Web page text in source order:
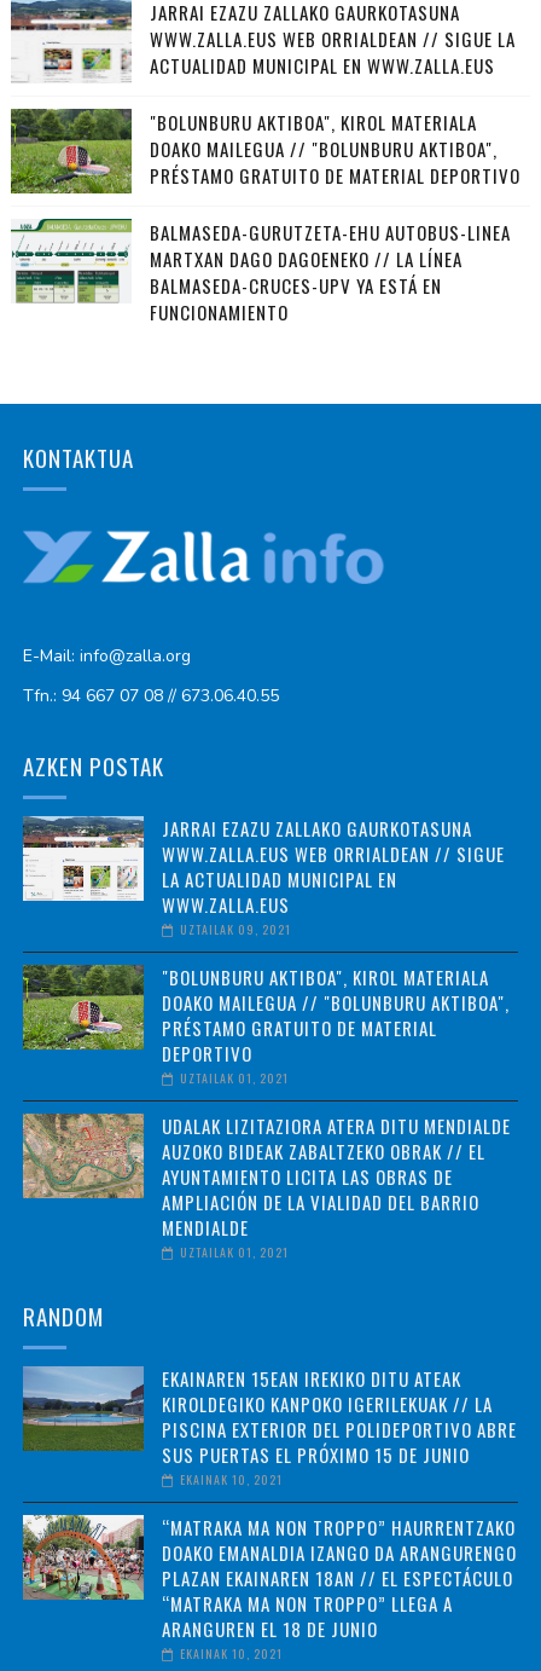
JARRAI EZAZU ZALLAKO GAURKOTASUNA
WWW.ZALLA.EUS WEB ORRIALDEAN // SIGUE LA
ACTUALIDAD MUNICIPAL EN WWW.ZALLA.EUS
"BOLUNBURU AKTIBOA", KIROL MATERIALA
DOAKO MAILEGUA // "BOLUNBURU AKTIBOA",
PRÉSTAMO GRATUITO DE MATERIAL DEPORTIVO
BALMASEDA-GURUTZETA-EHU AUTOBUS-LINEA
MARTXAN DAGO DAGOENEKO // LA LÍNEA
BALMASEDA-CRUCES-UPV YA ESTÁ EN
FUNCIONAMIENTO
KONTAKTUA
E-Mail: info@zalla.org
Tfn.: 94 667 07 08 // 673.06.40.55
AZKEN POSTAK
JARRAI EZAZU ZALLAKO GAURKOTASUNA
WWW.ZALLA.EUS WEB ORRIALDEAN // SIGUE
LA ACTUALIDAD MUNICIPAL EN
WWW.ZALLA.EUS
UZTAILAK 09, 2021
"BOLUNBURU AKTIBOA", KIROL MATERIALA
DOAKO MAILEGUA // "BOLUNBURU AKTIBOA",
PRÉSTAMO GRATUITO DE MATERIAL
DEPORTIVO
UZTAILAK 01, 2021
UDALAK LIZITAZIORA ATERA DITU MENDIALDE
AUZOKO BIDEAK ZABALTZEKO OBRAK // EL
AYUNTAMIENTO LICITA LAS OBRAS DE
AMPLIACIÓN DE LA VIALIDAD DEL BARRIO
MENDIALDE
UZTAILAK 01, 2021
RANDOM
EKAINAREN 15EAN IREKIKO DITU ATEAK
KIROLDEGIKO KANPOKO IGERILEKUAK // LA
PISCINA EXTERIOR DEL POLIDEPORTIVO ABRE
SUS PUERTAS EL PRÓXIMO 15 DE JUNIO
EKAINAK 10, 2021
“MATRAKA MA NON TROPPO” HAURRENTZAKO
DOAKO EMANALDIA IZANGO DA ARANGURENGO
PLAZAN EKAINAREN 18AN // EL ESPECTÁCULO
“MATRAKA MA NON TROPPO” LLEGA A
ARANGUREN EL 18 DE JUNIO
EKAINAK 10, 2021